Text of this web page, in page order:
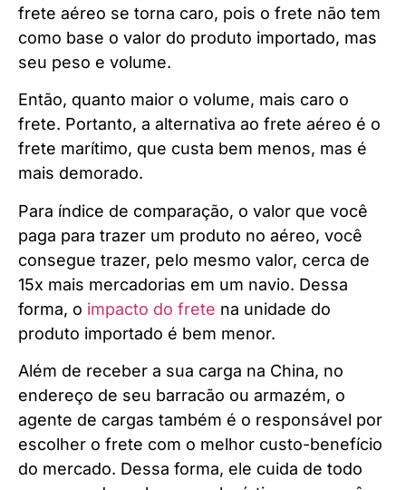
frete aéreo se torna caro, pois o frete não tem
como base o valor do produto importado, mas
seu peso e volume.
Então, quanto maior o volume, mais caro o
frete. Portanto, a alternativa ao frete aéreo é o
frete marítimo, que custa bem menos, mas é
mais demorado.
Para índice de comparação, o valor que você
paga para trazer um produto no aéreo, você
consegue trazer, pelo mesmo valor, cerca de
15x mais mercadorias em um navio. Dessa
forma, o impacto do frete na unidade do
produto importado é bem menor.
Além de receber a sua carga na China, no
endereço de seu barracão ou armazém, o
agente de cargas também é o responsável por
escolher o frete com o melhor custo-benefício
do mercado. Dessa forma, ele cuida de todo